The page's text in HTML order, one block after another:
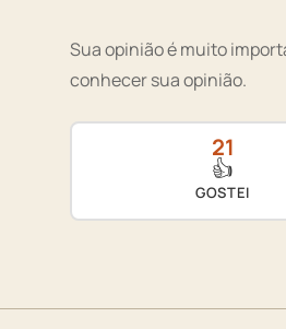
Sua opinião é muito
conhecer sua opinião.
21
👍
GOSTEI